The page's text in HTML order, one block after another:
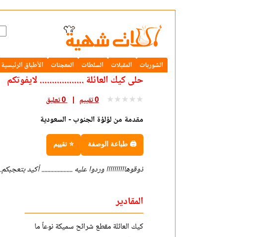
الشوربات المقبلات السلطات المعجنات الأطباق الرئيسية
حلى كيك العائلة .................. لايفوتكم
★ ★ ★ ★ ★ 0 تقييم 0 تعليق
مقدمة من لؤلؤة الجنوب - السعودية
🖨 طباعة الوصفة ⭐ تقييم
ذوقوهاااااااااا وردوا عليه ..................... أكيد بتعجبكم.
المقادير
كيك العائلة مقطع شرائح سميكة نوعاً ما